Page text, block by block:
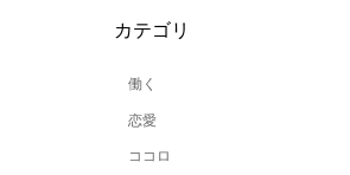
カテゴリ
働く
恋愛
ココロ